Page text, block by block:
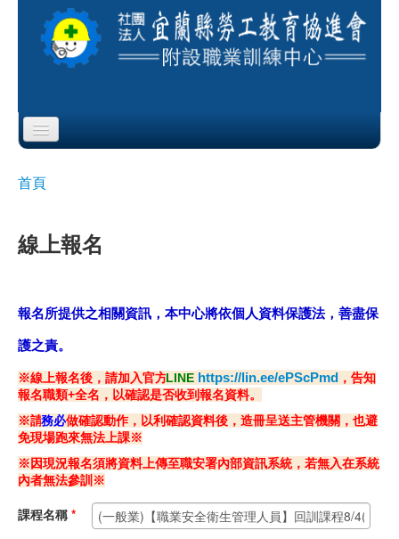
Skip to content
Skip to navigation
服務項目
課程公告
即測即評
職安測驗
交通位置
線上報名
您在這裡
首頁
線上報名
報名所提供之相關資訊，本中心將依個人資料保護法，善盡保
護之責。
※線上報名後，請加入官方LINE https://lin.ee/ePScPmd ，告知
報名職類+全名，以確認是否收到報名資料。
※請務必做確認動作，以利確認資料後，造冊呈送主管機關，也避
免現場跑來無法上課※
※因現況報名須將資料上傳至職安署內部資訊系統，若無入在系統
內者無法參訓※
課程名稱 *